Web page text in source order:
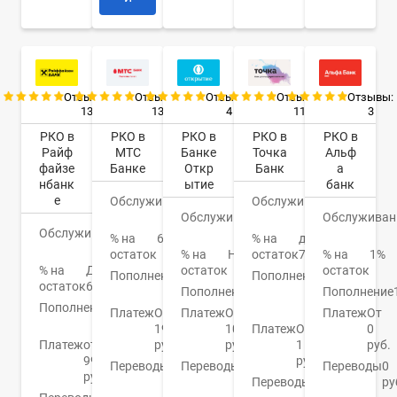
Отзывы:
13
РКО в
Райф
файзе
нбанк
е
Обслуживание0
руб.
% на
остаток
До
6%
Пополнение от 0
Платежот
99
руб.
Отзывы:
13
РКО в
МТС
Банке
Обслуживание0
руб.
% на
остаток
6,7%
Пополнение От
0%
ПлатежОт
19
руб.
Переводы
От
Отзывы:
4
РКО в
Банке
Откр
ытие
Обслуживание
руб.
% на
остаток
Нет
Пополнение
ПлатежОт
100
руб.
Переводы
0.4%
Отзывы:
11
РКО в
Точка
Банк
Обслуживание0
руб.
% на
остаток
до
7%
Пополнение От
50
руб.
ПлатежОт
1
руб.
Переводы
Отзывы:
3
РКО в
Альф
а
банк
% на
остаток
1%
Пополнение
ПлатежОт
0
руб.
Переводы0